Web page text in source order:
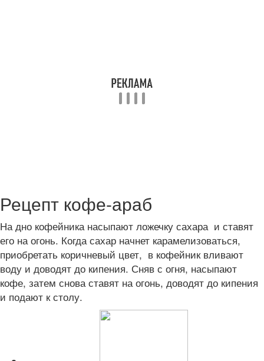
Рецепт кофе-араб
На дно кофейника насыпают ложечку сахара и ставят
его на огонь. Когда сахар начнет карамелизоваться,
приобретать коричневый цвет, в кофейник вливают
воду и доводят до кипения. Сняв с огня, насыпают
кофе, затем снова ставят на огонь, доводят до кипения
и подают к столу.